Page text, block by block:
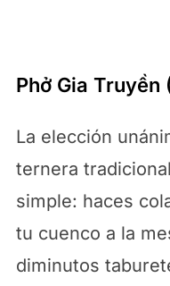
Phở Gia
La elección
ternera
simple: haces
tu cuenco a la
diminutos